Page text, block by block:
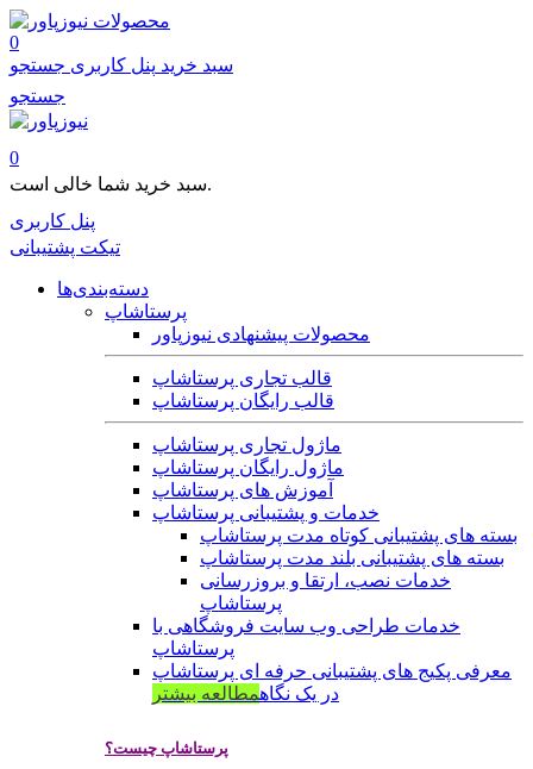
محصولات
0
سبد خرید پنل کاربری جستجو
جستجو
0
سبد خرید شما خالی است.
پنل کاربری
تیکت پشتیبانی
دسته‌بندی‌ها
پرستاشاپ
محصولات پیشنهادی نیوزپاور
قالب تجاری پرستاشاپ
قالب رایگان پرستاشاپ
ماژول تجاری پرستاشاپ
ماژول رایگان پرستاشاپ
آموزش های پرستاشاپ
خدمات و پشتیبانی پرستاشاپ
بسته های پشتیبانی کوتاه مدت پرستاشاپ
بسته های پشتیبانی بلند مدت پرستاشاپ
خدمات نصب، ارتقا و بروزرسانی
پرستاشاپ
خدمات طراحی وب سایت فروشگاهی با
پرستاشاپ
معرفی پکیج های پشتیبانی حرفه ای پرستاشاپ
در یک نگاهمطالعه بیشتر
پرستاشاپ چیست؟